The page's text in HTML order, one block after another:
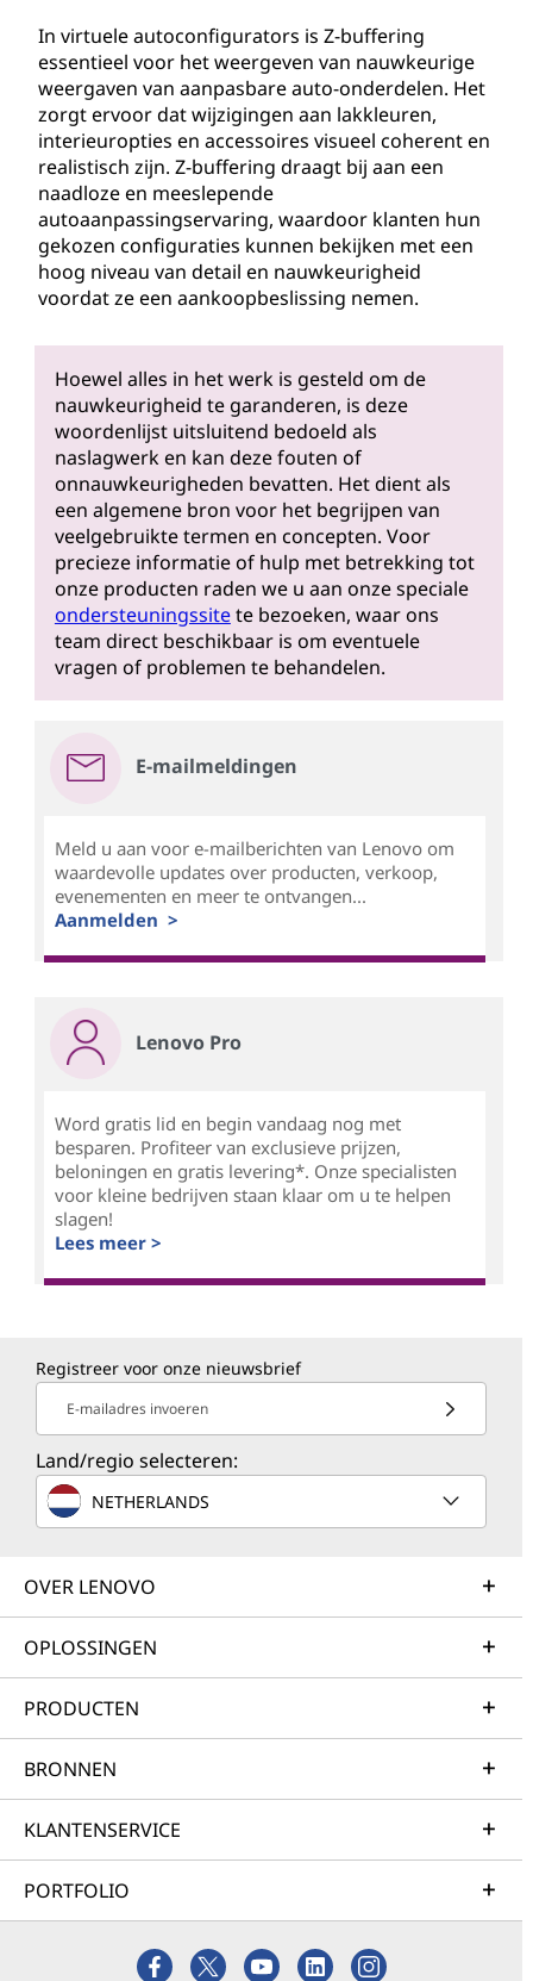
In virtuele autoconfigurators is Z-buffering
essentieel voor het weergeven van nauwkeurige
weergaven van aanpasbare auto-onderdelen. Het
zorgt ervoor dat wijzigingen aan lakkleuren,
interieuropties en accessoires visueel coherent en
realistisch zijn. Z-buffering draagt bij aan een
naadloze en meeslepende
autoaanpassingservaring, waardoor klanten hun
gekozen configuraties kunnen bekijken met een
hoog niveau van detail en nauwkeurigheid
voordat ze een aankoopbeslissing nemen.
Hoewel alles in het werk is gesteld om de
nauwkeurigheid te garanderen, is deze
woordenlijst uitsluitend bedoeld als
naslagwerk en kan deze fouten of
onnauwkeurigheden bevatten. Het dient als
een algemene bron voor het begrijpen van
veelgebruikte termen en concepten. Voor
precieze informatie of hulp met betrekking tot
onze producten raden we u aan onze speciale
ondersteuningssitete bezoeken, waar ons
team direct beschikbaar is om eventuele
vragen of problemen te behandelen.
E-mailmeldingen
Meld u aan voor e-mailberichten van Lenovo om
waardevolle updates over producten, verkoop,
evenementen en meer te ontvangen...
Aanmelden >
Lenovo Pro
Word gratis lid en begin vandaag nog met
besparen. Profiteer van exclusieve prijzen,
beloningen en gratis levering*. Onze specialisten
voor kleine bedrijven staan klaar om u te helpen
slagen!
Lees meer >
Registreer voor onze nieuwsbrief
E-mailadres invoeren
Land/regio selecteren:
NETHERLANDS
OVER LENOVO
OPLOSSINGEN
PRODUCTEN
BRONNEN
KLANTENSERVICE
PORTFOLIO